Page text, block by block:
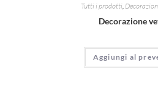
Tutti i prodotti,
Decorazione
Aggiungi al